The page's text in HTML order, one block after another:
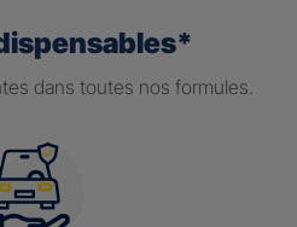
dans toutes nos formules.